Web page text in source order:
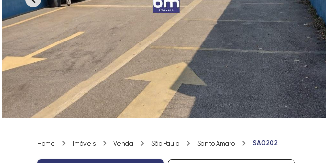
Home Imóveis Venda São Paulo Santo Amaro SA0202